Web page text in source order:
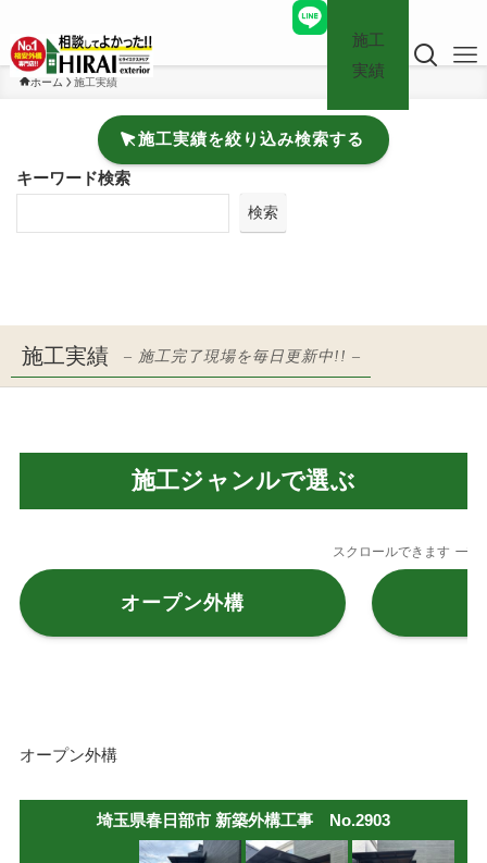
施工
実績
ホーム 施工実績
施工実績を絞り込み検索する
キーワード検索
検索
施工実績 – 施工完了現場を毎日更新中!! –
施工ジャンルで選ぶ
スクロールできます
オープン外構
オープン外構
埼玉県春日部市 新築外構工事 No.2903